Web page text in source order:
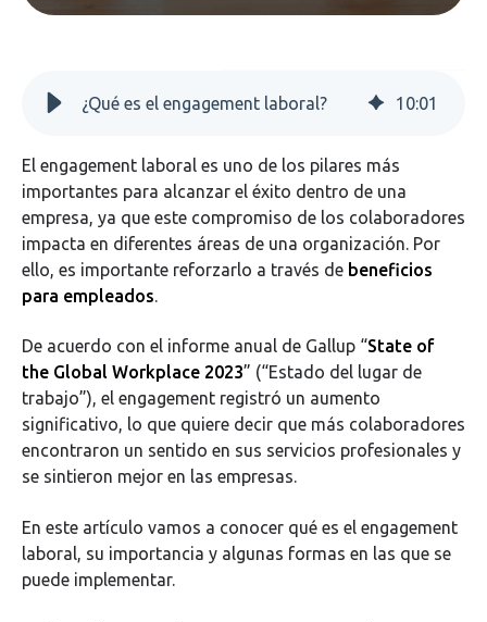
¿Qué es el engagement laboral? 10:01
El engagement laboral es uno de los pilares más
importantes para alcanzar el éxito dentro de una
empresa, ya que este compromiso de los colaboradores
impacta en diferentes áreas de una organización. Por
ello, es importante reforzarlo a través de beneficios
para empleados.
De acuerdo con el informe anual de Gallup “State of
the Global Workplace 2023” (“Estado del lugar de
trabajo”), el engagement registró un aumento
significativo, lo que quiere decir que más colaboradores
encontraron un sentido en sus servicios profesionales y
se sintieron mejor en las empresas.
En este artículo vamos a conocer qué es el engagement
laboral, su importancia y algunas formas en las que se
puede implementar.